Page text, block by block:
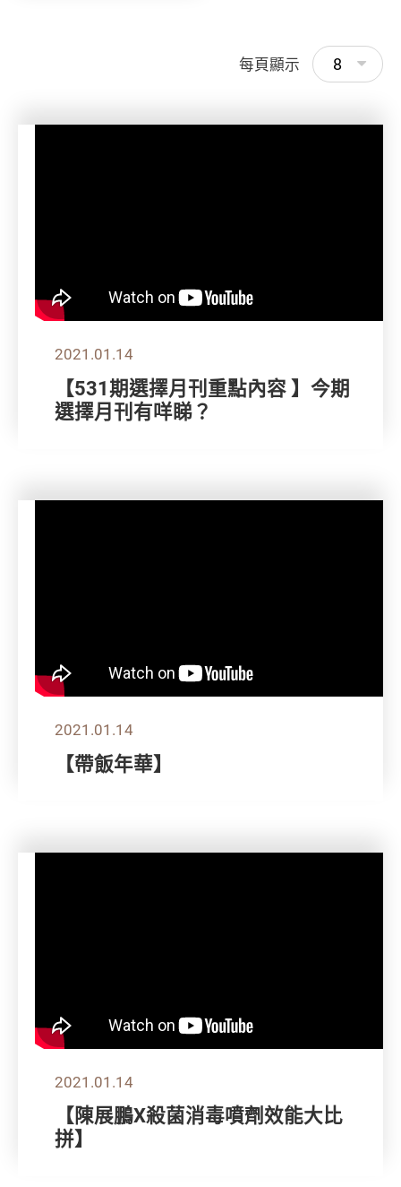
每頁顯示 8
2021.01.14
【531期選擇月刊重點內容 】今期
選擇月刊有咩睇？
2021.01.14
【帶飯年華】
2021.01.14
【陳展鵬X殺菌消毒噴劑效能大比
拼】